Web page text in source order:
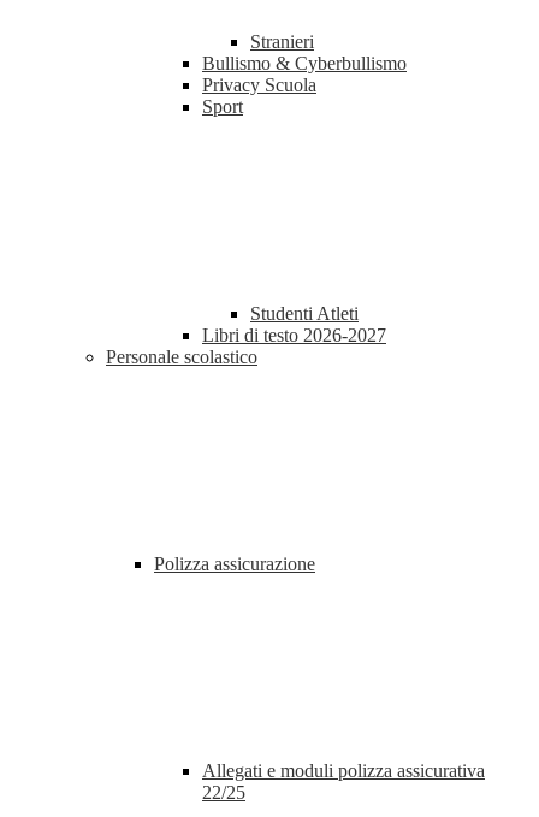
Stranieri
Bullismo & Cyberbullismo
Privacy Scuola
Sport
Studenti Atleti
Libri di testo 2026-2027
Personale scolastico
Polizza assicurazione
Allegati e moduli polizza assicurativa
22/25